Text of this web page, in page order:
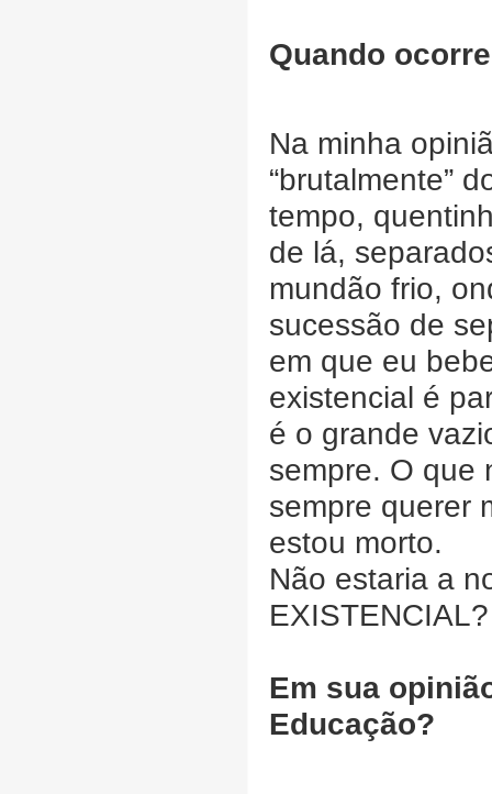
Quando
Na minha
“brutalmente”
tempo,
de lá,
mundão frio,
sucessão de
em que eu
existencial é
é o grande
sempre. O que
sempre querer
estou morto.
Não estaria a
EXISTENCIAL?
Em sua
Educação?